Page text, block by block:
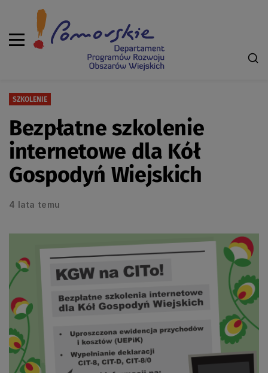
SZKOLENIE
Bezpłatne szkolenie
internetowe dla Kół
Gospodyń Wiejskich
4 lata temu